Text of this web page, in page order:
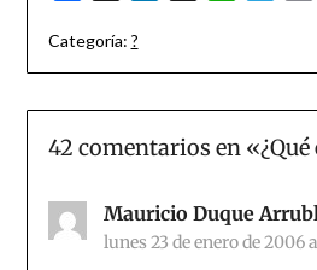
Categoría: ?
42 comentarios en «
Mauricio Duque
lunes 23 de enero de 2006